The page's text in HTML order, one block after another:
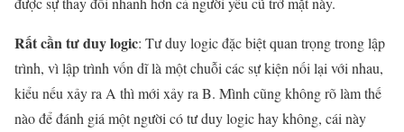
Rất cần tư duy logic: Tư duy logic đặc biệt quan trọng trong lập
trình, vì lập trình vốn dĩ là một chuỗi các sự kiện nối lại với nhau,
kiểu nếu xảy ra A thì mới xảy ra B. Mình cũng không rõ làm thế
nào để đánh giá một người có tư duy logic hay không, cái này